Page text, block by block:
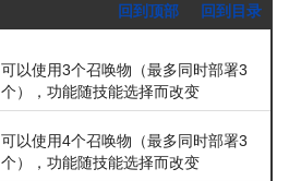
回到顶部
回到目录
可以使用3个召唤物（最多同时部署3
个），功能随技能选择而改变
可以使用4个召唤物（最多同时部署3
个），功能随技能选择而改变